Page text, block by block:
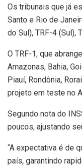
Os tribunais que já
Santo e Rio de
do Sul), TRF-4 (Sul),
O TRF-1, que
Amazonas, Bahia,
Piauí, Rondônia,
projeto em teste no
Segundo nota do
poucos, ajustando
“A expectativa é de
país, garantindo